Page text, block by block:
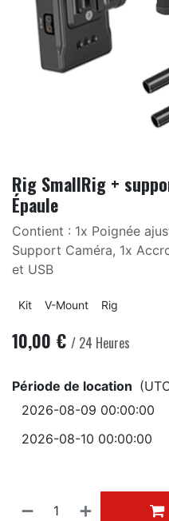
Rig SmallRig +
Épaule
Contient : 1x Poignée
Support Caméra, 1x
et USB
Kit V-Mount Rig
10,00 € / 24 Heures
Période de location